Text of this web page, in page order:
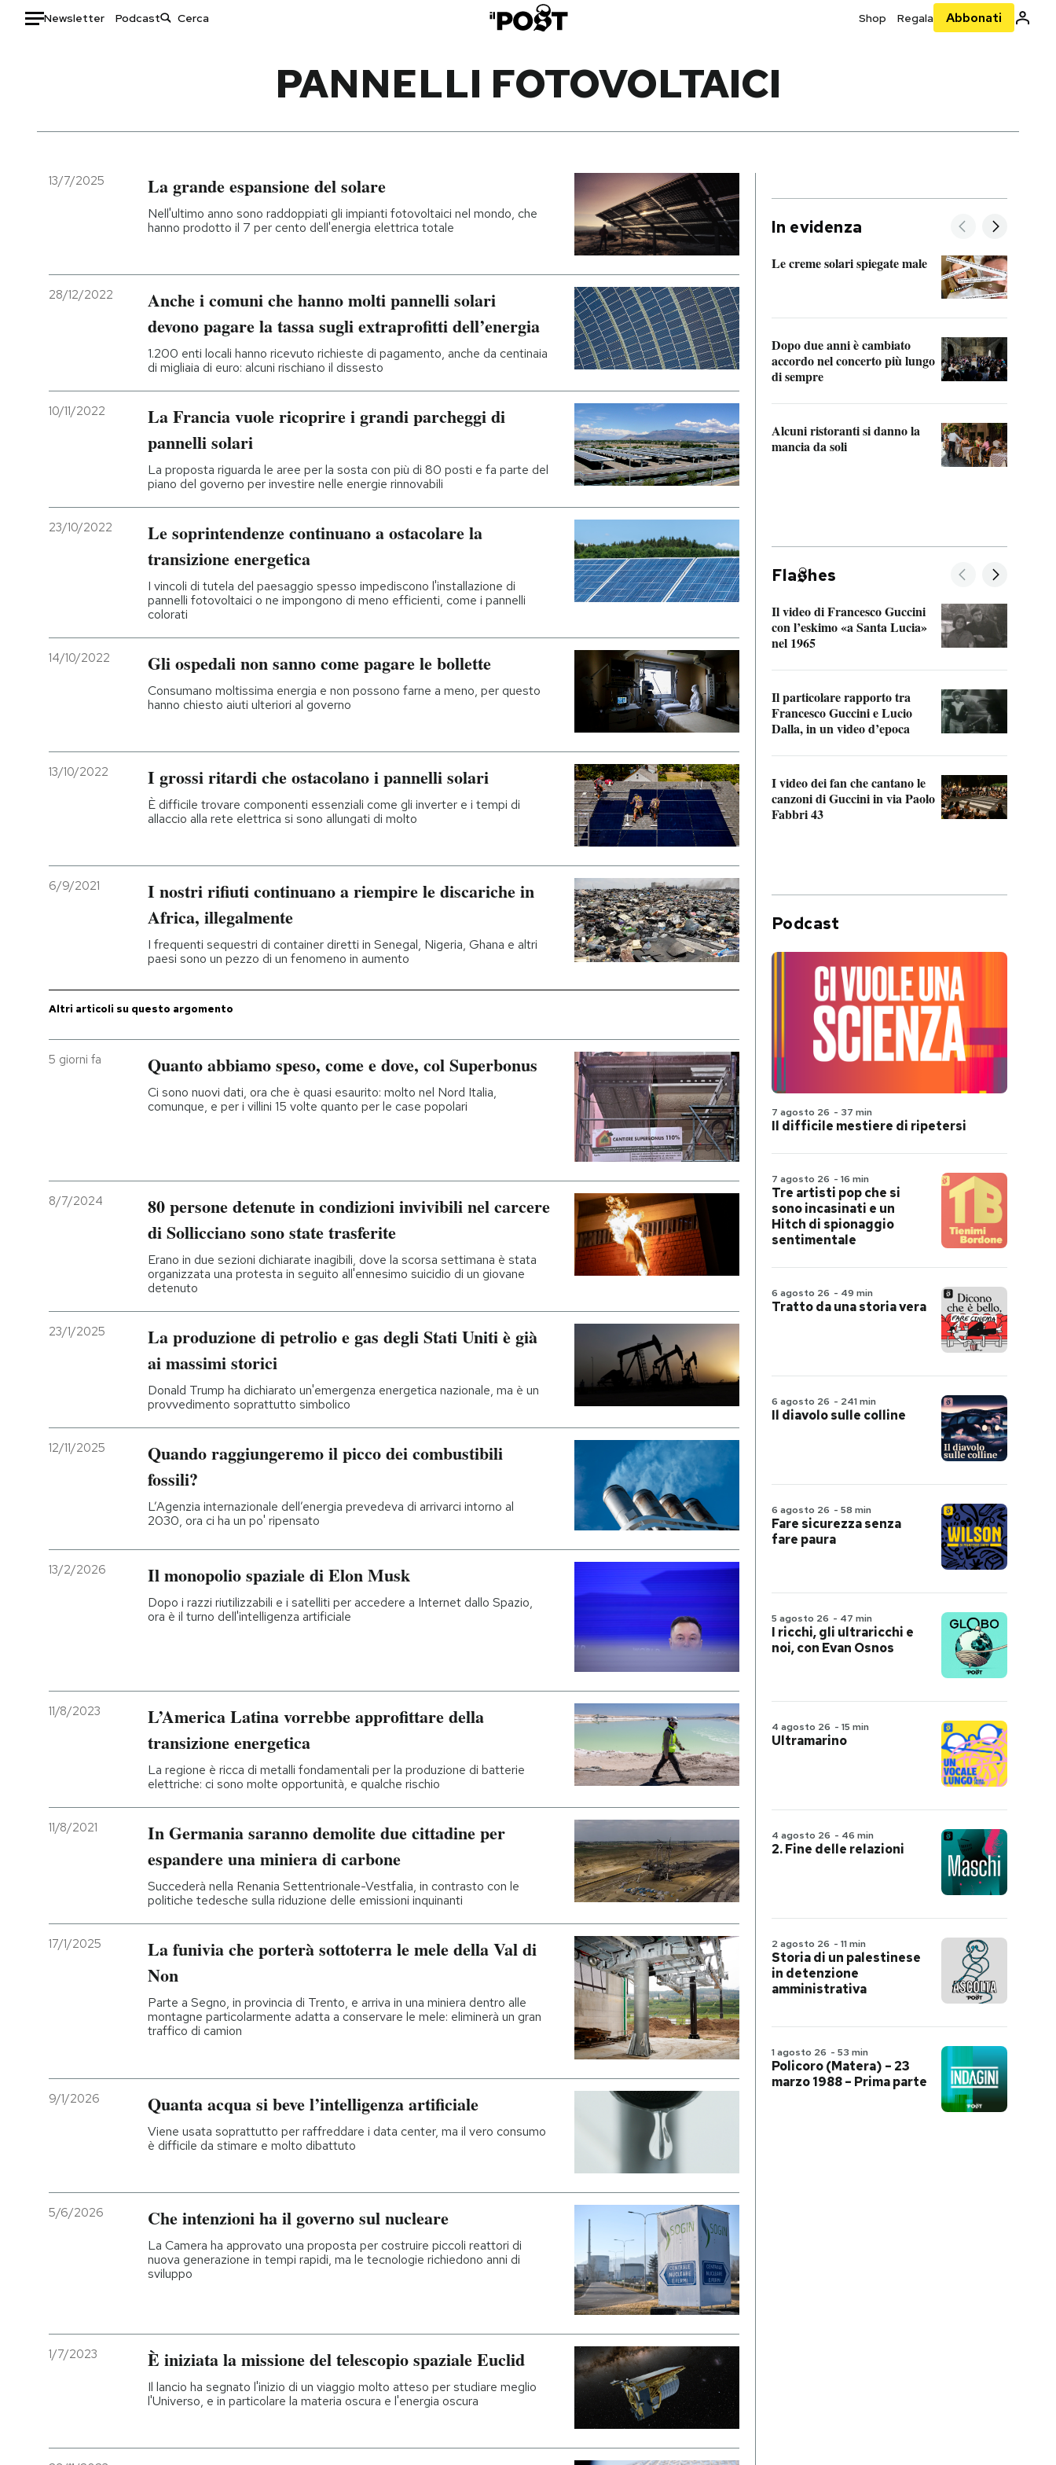
Newsletter Podcast Shop Regala Abbonati
Italia
Politica
Economia
Moda
Storie/Idee
Ok Boomer!
I MIEI PREFERITI
AREA PERSONALE
PANNELLI FOTOVOLTAICI
13/7/2025 La grande espansione del solare
Nell'ultimo anno sono raddoppiati gli impianti fotovoltaici nel mondo, che
hanno prodotto il 7 per cento dell'energia elettrica totale
28/12/2022
Anche i comuni che hanno molti pannelli solari
devono pagare la tassa sugli extraprofitti dell’energia
1.200 enti locali hanno ricevuto richieste di pagamento, anche da centinaia
di migliaia di euro: alcuni rischiano il dissesto
10/11/2022
La Francia vuole ricoprire i grandi parcheggi di
pannelli solari
La proposta riguarda le aree per la sosta con più di 80 posti e fa parte del
piano del governo per investire nelle energie rinnovabili
23/10/2022
Le soprintendenze continuano a ostacolare la
transizione energetica
I vincoli di tutela del paesaggio spesso impediscono l'installazione di
pannelli fotovoltaici o ne impongono di meno efficienti, come i pannelli
colorati
14/10/2022 Gli ospedali non sanno come pagare le bollette
Consumano moltissima energia e non possono farne a meno, per questo
hanno chiesto aiuti ulteriori al governo
13/10/2022 I grossi ritardi che ostacolano i pannelli solari
È difficile trovare componenti essenziali come gli inverter e i tempi di
allaccio alla rete elettrica si sono allungati di molto
6/9/2021
I nostri rifiuti continuano a riempire le discariche in
Africa, illegalmente
I frequenti sequestri di container diretti in Senegal, Nigeria, Ghana e altri
paesi sono un pezzo di un fenomeno in aumento
Altri articoli su questo argomento
5 giorni fa Quanto abbiamo speso, come e dove, col Superbonus
Ci sono nuovi dati, ora che è quasi esaurito: molto nel Nord Italia,
comunque, e per i villini 15 volte quanto per le case popolari
8/7/2024
80 persone detenute in condizioni invivibili nel carcere
di Sollicciano sono state trasferite
Erano in due sezioni dichiarate inagibili, dove la scorsa settimana è stata
organizzata una protesta in seguito all'ennesimo suicidio di un giovane
detenuto
23/1/2025
La produzione di petrolio e gas degli Stati Uniti è già
ai massimi storici
Donald Trump ha dichiarato un'emergenza energetica nazionale, ma è un
provvedimento soprattutto simbolico
12/11/2025
Quando raggiungeremo il picco dei combustibili
fossili?
L’Agenzia internazionale dell’energia prevedeva di arrivarci intorno al
2030, ora ci ha un po' ripensato
13/2/2026 Il monopolio spaziale di Elon Musk
Dopo i razzi riutilizzabili e i satelliti per accedere a Internet dallo Spazio,
ora è il turno dell'intelligenza artificiale
11/8/2023
L’America Latina vorrebbe approfittare della
transizione energetica
La regione è ricca di metalli fondamentali per la produzione di batterie
elettriche: ci sono molte opportunità, e qualche rischio
11/8/2021
In Germania saranno demolite due cittadine per
espandere una miniera di carbone
Succederà nella Renania Settentrionale-Vestfalia, in contrasto con le
politiche tedesche sulla riduzione delle emissioni inquinanti
17/1/2025
La funivia che porterà sottoterra le mele della Val di
Non
Parte a Segno, in provincia di Trento, e arriva in una miniera dentro alle
montagne particolarmente adatta a conservare le mele: eliminerà un gran
traffico di camion
9/1/2026 Quanta acqua si beve l’intelligenza artificiale
Viene usata soprattutto per raffreddare i data center, ma il vero consumo
è difficile da stimare e molto dibattuto
5/6/2026 Che intenzioni ha il governo sul nucleare
La Camera ha approvato una proposta per costruire piccoli reattori di
nuova generazione in tempi rapidi, ma le tecnologie richiedono anni di
sviluppo
1/7/2023 È iniziata la missione del telescopio spaziale Euclid
Il lancio ha segnato l'inizio di un viaggio molto atteso per studiare meglio
l'Universo, e in particolare la materia oscura e l'energia oscura
In evidenza
Le creme solari spiegate male
Dopo due anni è cambiato
accordo nel concerto più lungo
di sempre
Alcuni ristoranti si danno la
mancia da soli
Fla hes
Il video di Francesco Guccini
con l’eskimo «a Santa Lucia»
nel 1965
Il particolare rapporto tra
Francesco Guccini e Lucio
Dalla, in un video d’epoca
I video dei fan che cantano le
canzoni di Guccini in via Paolo
Fabbri 43
Podcast
7 agosto 26 - 37 min
Il difficile mestiere di ripetersi
7 agosto 26 - 16 min
Tre artisti pop che si
sono incasinati e un
Hitch di spionaggio
sentimentale
6 agosto 26 - 49 min
Tratto da una storia vera
6 agosto 26 - 241 min
Il diavolo sulle colline
6 agosto 26 - 58 min
Fare sicurezza senza
fare paura
5 agosto 26 - 47 min
I ricchi, gli ultraricchi e
noi, con Evan Osnos
4 agosto 26 - 15 min
Ultramarino
4 agosto 26 - 46 min
2. Fine delle relazioni
2 agosto 26 - 11 min
Storia di un palestinese
in detenzione
amministrativa
1 agosto 26 - 53 min
Policoro (Matera) – 23
marzo 1988 – Prima parte